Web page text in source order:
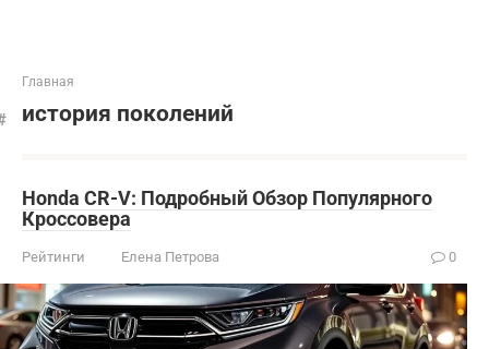
Главная
история поколений
Honda CR-V: Подробный Обзор Популярного
Кроссовера
Рейтинги Елена Петрова 0